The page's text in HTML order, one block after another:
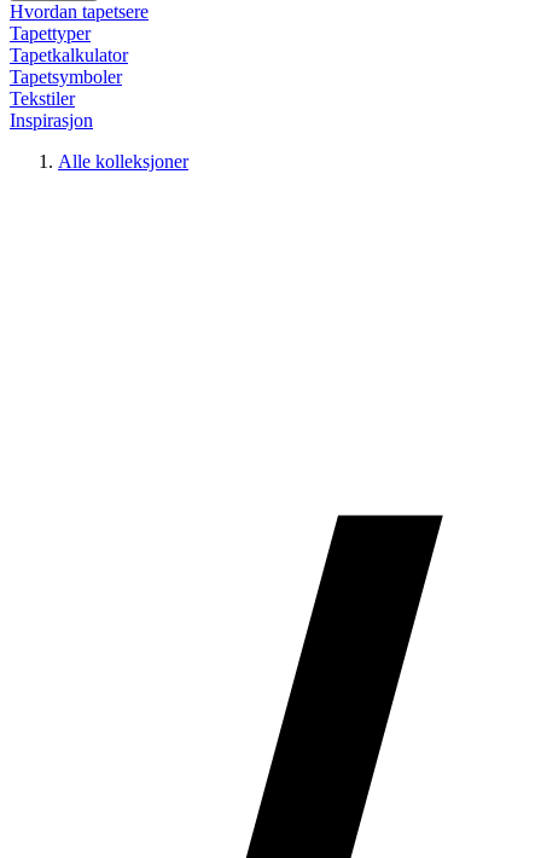
Hvordan tapetsere
Tapettyper
Tapetkalkulator
Tapetsymboler
Tekstiler
Inspirasjon
Alle kolleksjoner